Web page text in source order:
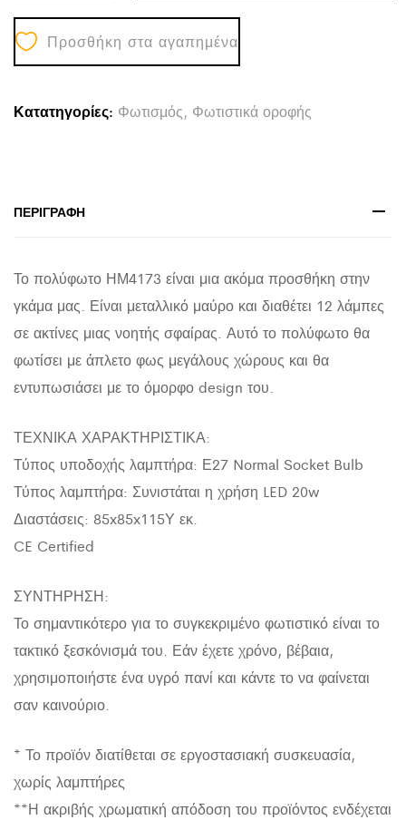
ΟΡΟΦΗΣ
ΚΡΕΜΑΣΤΟ
ΠΟΛΥΦΩΤΟ
ΜΕΤΑΛΛΟ
quantity
Προσθήκη στα αγαπημένα
Κατατηγορίες: Φωτισμός, Φωτιστικά οροφής
ΠΕΡΙΓΡΑΦΉ
Το πολύφωτο ΗΜ4173 είναι μια ακόμα προσθήκη στην
γκάμα μας. Είναι μεταλλικό μαύρο και διαθέτει 12 λάμπες
σε ακτίνες μιας νοητής σφαίρας. Αυτό το πολύφωτο θα
φωτίσει με άπλετο φως μεγάλους χώρους και θα
εντυπωσιάσει με το όμορφο design του.
ΤΕΧΝΙΚΑ ΧΑΡΑΚΤΗΡΙΣΤΙΚΑ:
Τύπος υποδοχής λαμπτήρα: Ε27 Normal Socket Bulb
Τύπος λαμπτήρα: Συνιστάται η χρήση LED 20w
Διαστάσεις: 85x85x115Υ εκ.
CE Certified
ΣΥΝΤΗΡΗΣΗ:
Το σημαντικότερο για το συγκεκριμένο φωτιστικό είναι το
τακτικό ξεσκόνισμά του. Εάν έχετε χρόνο, βέβαια,
χρησιμοποιήστε ένα υγρό πανί και κάντε το να φαίνεται
σαν καινούριο.
* Το προϊόν διατίθεται σε εργοστασιακή συσκευασία,
χωρίς λαμπτήρες
**Η ακριβής χρωματική απόδοση του προϊόντος ενδέχεται